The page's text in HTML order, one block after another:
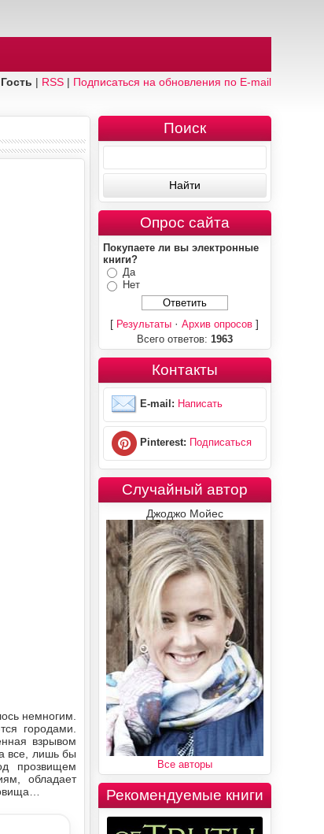
Гость | RSS| Подписаться на обновления по E-mail
немногим.
городами.
взрывом
все, лишь бы
прозвищем
обладает
Поиск
Опрос сайта
Покупаете ли вы электронные
книги?
Да
Нет
[ Результаты ·Архив опросов ]
Всего ответов: 1963
Контакты
E-mail: Написать
Pinterest: Подписаться
Случайный автор
Джоджо Мойес
Все авторы
Рекомендуемые книги